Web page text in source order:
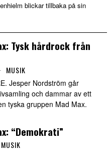
blickar tillbaka på sin
Tysk hårdrock från
MUSIK
Jesper Nordström går
och dammar av ett
tyska gruppen Mad Max.
“Demokrati”
MUSIK